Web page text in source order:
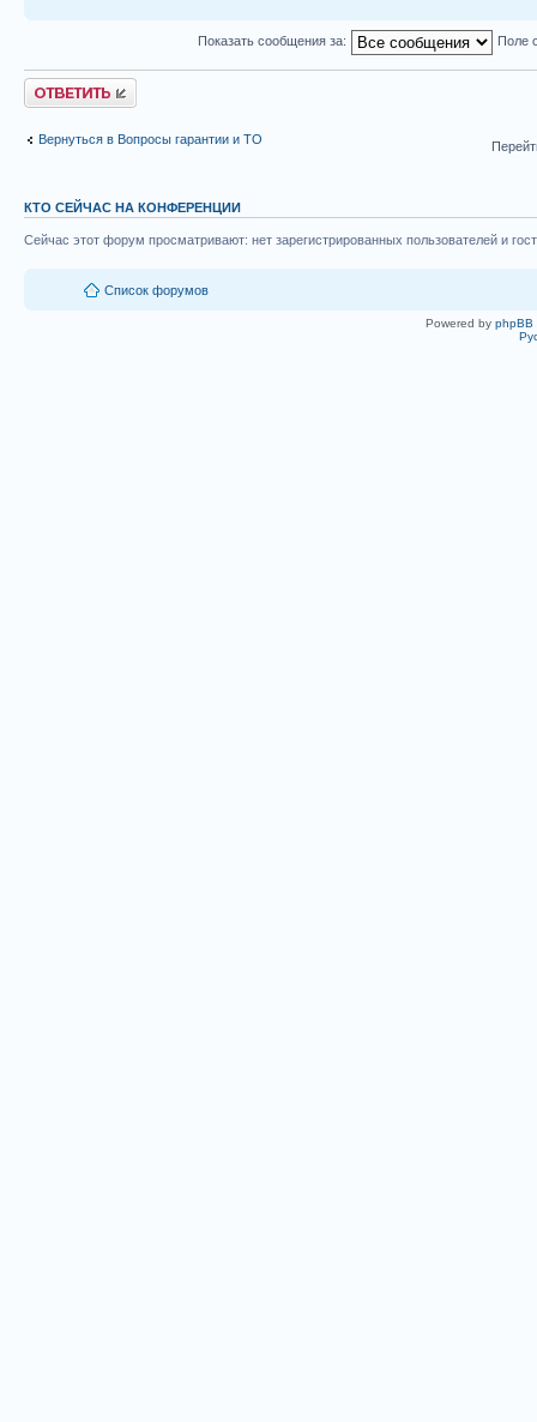
Показать сообщения за: Поле
Ответить
Вернуться в Вопросы гарантии и ТО
КТО СЕЙЧАС НА КОНФЕРЕНЦИИ
Сейчас этот форум просматривают: нет зарегистрированных пользователей и
Список форумов
Powered by phpBB